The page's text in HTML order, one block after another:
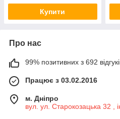
Купити
Про нас
99% позитивних з 692
Працює з 03.02.2016
м. Дніпро
вул. ул. Старокозацька 32 ,